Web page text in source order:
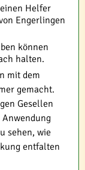
Helfer
Engerlingen
können
halten.
mit dem
gemacht.
Gesellen
sehen, wie
entfalten